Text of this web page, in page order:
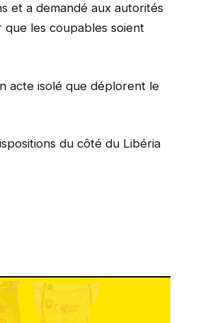
et a demandé aux autorités
les coupables soient
acte isolé que déplorent le
du côté du Libéria